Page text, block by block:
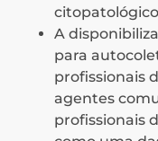
A
para
profissionais
agentes
profissionais